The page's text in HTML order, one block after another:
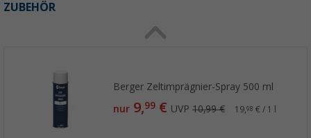
ZUBEHÖR
Berger Zeltimprägnier-Spray 500 ml
nur 9,99 € UVP10,99 € 19,98 € / 1 l